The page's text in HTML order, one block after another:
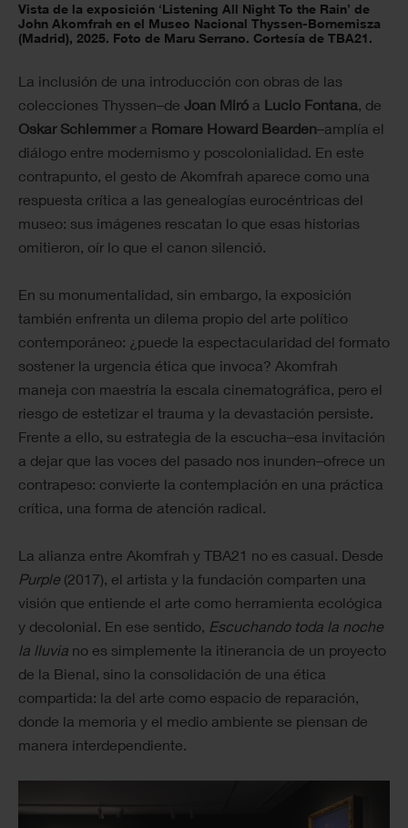
Vista de la exposición ‘Listening All Night To the Rain’ de
John Akomfrah en el Museo Nacional Thyssen-Bornemisza
(Madrid), 2025. Foto de Maru Serrano. Cortesía de TBA21.
La inclusión de una introducción con obras de las
colecciones Thyssen–de Joan Miró a Lucio Fontana, de
Oskar Schlemmera Romare Howard Bearden–amplía el
diálogo entre modernismo y poscolonialidad. En este
contrapunto, el gesto de Akomfrah aparece como una
respuesta crítica a las genealogías eurocéntricas del
museo: sus imágenes rescatan lo que esas historias
omitieron, oír lo que el canon silenció.
En su monumentalidad, sin embargo, la exposición
también enfrenta un dilema propio del arte político
contemporáneo: ¿puede la espectacularidad del formato
sostener la urgencia ética que invoca? Akomfrah
maneja con maestría la escala cinematográfica, pero el
riesgo de estetizar el trauma y la devastación persiste.
Frente a ello, su estrategia de la escucha–esa invitación
a dejar que las voces del pasado nos inunden–ofrece un
contrapeso: convierte la contemplación en una práctica
crítica, una forma de atención radical.
La alianza entre Akomfrah y TBA21 no es casual. Desde
Purple (2017), el artista y la fundación comparten una
visión que entiende el arte como herramienta ecológica
y decolonial. En ese sentido, Escuchando toda la noche
la lluvia no es simplemente la itinerancia de un proyecto
de la Bienal, sino la consolidación de una ética
compartida: la del arte como espacio de reparación,
donde la memoria y el medio ambiente se piensan de
manera interdependiente.